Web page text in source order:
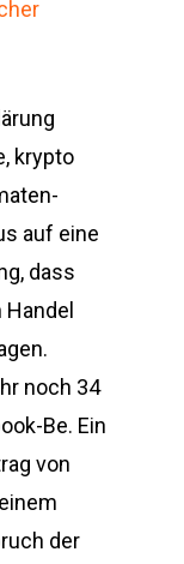
krypto
auf eine
dass
noch 34
Be. Ein
von
der